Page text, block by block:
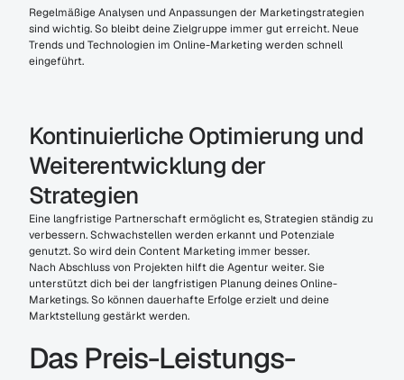
Regelmäßige Analysen und Anpassungen der Marketingstrategien
sind wichtig. So bleibt deine Zielgruppe immer gut erreicht. Neue
Trends und Technologien im Online-Marketing werden schnell
eingeführt.
Kontinuierliche Optimierung und
Weiterentwicklung der
Strategien
Eine langfristige Partnerschaft ermöglicht es, Strategien ständig zu
verbessern. Schwachstellen werden erkannt und Potenziale
genutzt. So wird dein Content Marketing immer besser.
Nach Abschluss von Projekten hilft die Agentur weiter. Sie
unterstützt dich bei der langfristigen Planung deines Online-
Marketings. So können dauerhafte Erfolge erzielt und deine
Marktstellung gestärkt werden.
Das Preis-Leistungs-